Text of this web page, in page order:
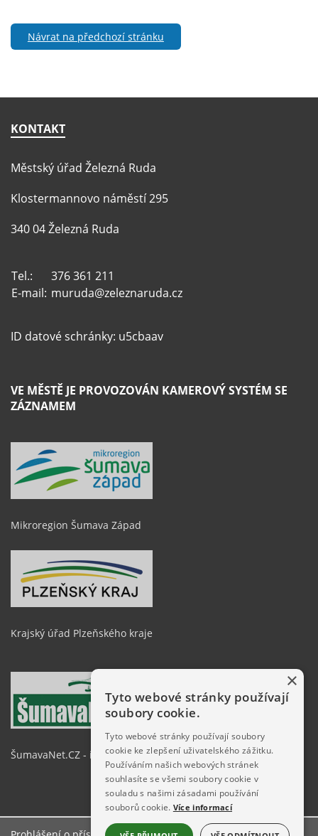
Návrat na předchozí stránku
KONTAKT
Městský úřad Železná Ruda
Klostermannovo náměstí 295
340 04 Železná Ruda
Tel.:
376 361 211
E-mail: muruda@zeleznaruda.cz
ID datové schránky: u5cbaav
VE MĚSTĚ JE PROVOZOVÁN KAMEROVÝ SYSTÉM SE
ZÁZNAMEM
Mikroregion Šumava Západ
Krajský úřad Plzeňského kraje
ŠumavaNet.CZ - informace o regionu
×
Tyto webové stránky používají
soubory cookie.
Tyto webové stránky používají soubory
cookie ke zlepšení uživatelského zážitku.
Používáním našich webových stránek
souhlasíte se všemi soubory cookie v
souladu s našimi zásadami používání
souborů cookie. Více informací